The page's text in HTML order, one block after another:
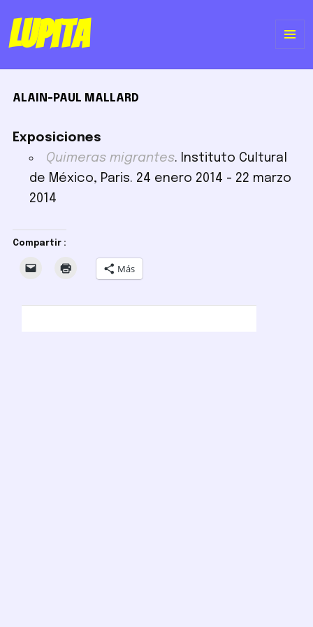
Lupita
ALAIN-PAUL MALLARD
Exposiciones
Quimeras migrantes. Instituto Cultural
de México, Paris. 24 enero 2014 - 22 marzo
2014
Compartir :
Más